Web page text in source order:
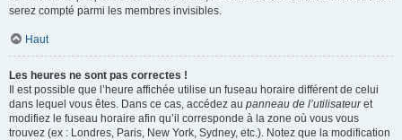
serez compté parmi les membres invisibles.
Haut
Les heures ne sont pas correctes !
Il est possible que l’heure affichée utilise un fuseau horaire différent de celui
dans lequel vous êtes. Dans ce cas, accédez au panneau de l’utilisateuret
modifiez le fuseau horaire afin qu’il corresponde à la zone où vous vous
trouvez (ex : Londres, Paris, New York, Sydney, etc.). Notez que la modification